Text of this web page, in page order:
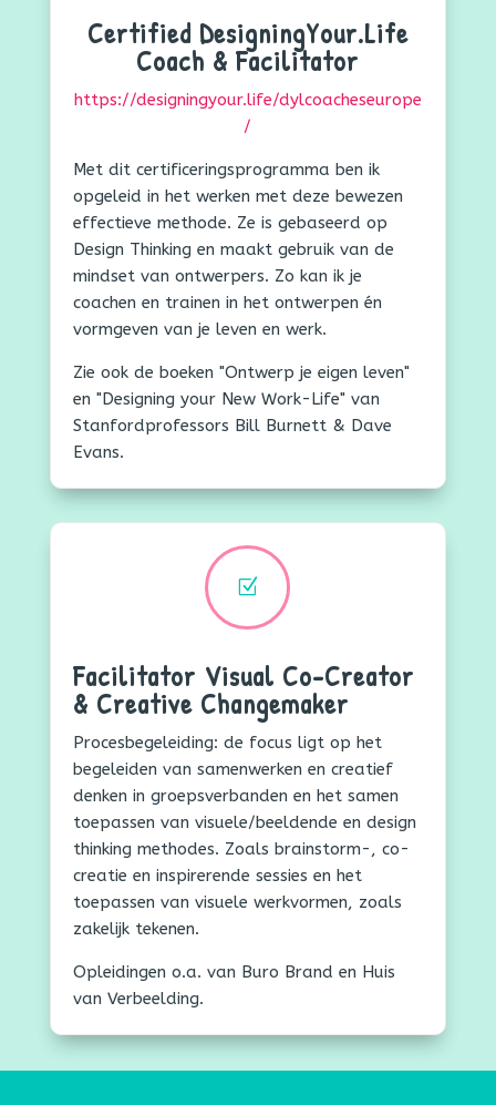
Certified DesigningYour.Life
Coach & Facilitator
https://designingyour.life/dylcoacheseurope
/
Met dit certificeringsprogramma ben ik
opgeleid in het werken met deze bewezen
effectieve methode. Ze is gebaseerd op
Design Thinking en maakt gebruik van de
mindset van ontwerpers. Zo kan ik je
coachen en trainen in het ontwerpen én
vormgeven van je leven en werk.
Zie ook de boeken "Ontwerp je eigen leven"
en "Designing your New Work-Life" van
Stanfordprofessors Bill Burnett & Dave
Evans.
Z
Facilitator Visual Co-Creator
& Creative Changemaker
Procesbegeleiding: de focus ligt op het
begeleiden van samenwerken en creatief
denken in groepsverbanden en het samen
toepassen van visuele/beeldende en design
thinking methodes. Zoals brainstorm-, co-
creatie en inspirerende sessies en het
toepassen van visuele werkvormen, zoals
zakelijk tekenen.
Opleidingen o.a. van Buro Brand en Huis
van Verbeelding.